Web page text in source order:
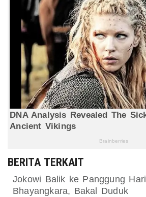
BERITA TERKAIT
Jokowi Balik ke Panggung Hari
Bhayangkara, Bakal Duduk